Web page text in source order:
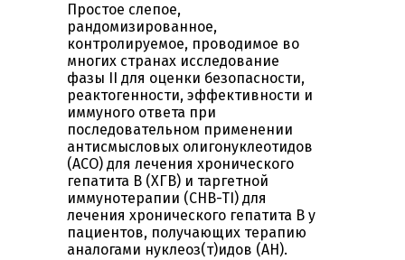
Простое слепое,
рандомизированное,
контролируемое, проводимое во
многих странах исследование
фазы II для оценки безопасности,
реактогенности, эффективности и
иммуного ответа при
последовательном применении
антисмысловых олигонуклеотидов
(АСО) для лечения хронического
гепатита В (ХГВ) и таргетной
иммунотерапии (CHB-TI) для
лечения хронического гепатита В у
пациентов, получающих терапию
аналогами нуклеоз(т)идов (АН).